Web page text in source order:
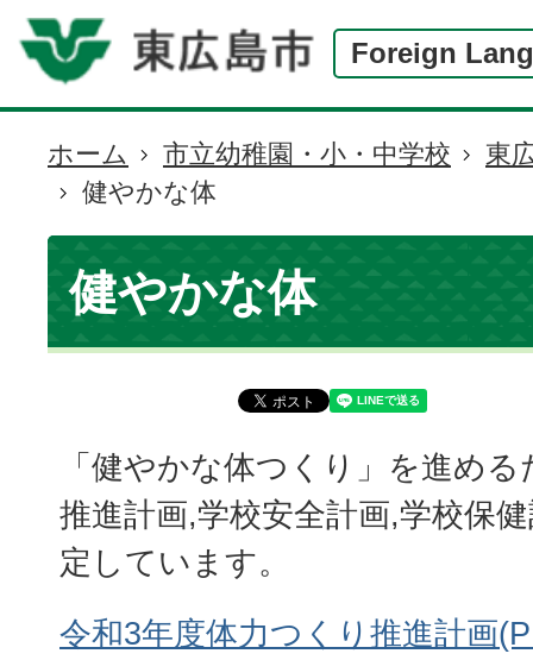
Foreign
現
在
の
置
ホーム 市立幼稚園・小・中学校
東
健やかな体
健やかな体
「健やかな体つくり」を進め
推進計画,学校安全計画,学校保
定しています。
令和3年度体力つくり推進計画